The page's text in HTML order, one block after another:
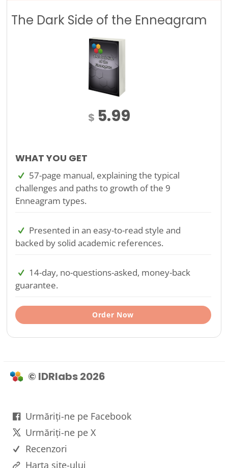
The Dark Side of the Enneagram
$ 5.99
WHAT YOU GET
57-page manual, explaining the typical
challenges and paths to growth of the 9
Enneagram types.
Presented in an easy-to-read style and
backed by solid academic references.
14-day, no-questions-asked, money-back
guarantee.
Order Now
© IDRlabs 2026
Urmăriți-ne pe Facebook
Urmăriți-ne pe X
Recenzori
Harta site-ului